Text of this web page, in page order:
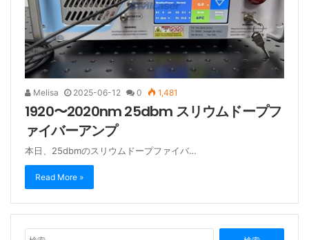
Melisa 2025-06-12 0 1,481
1920〜2020nm 25dbm スリウムドープフ
ァイバーアンプ
本日、25dbmのスリウムドープファイバ…
Read More »